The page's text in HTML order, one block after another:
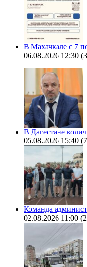
В Махачкале с 7
06.08.2026 12:30
В Дагестане
05.08.2026 15:40
Команда
02.08.2026 11:00